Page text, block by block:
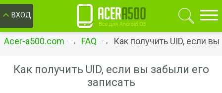
ВХОД
Acer-a500.com → FAQ → Как получить UID, если вы
Как получить UID, если вы забыли его
записать